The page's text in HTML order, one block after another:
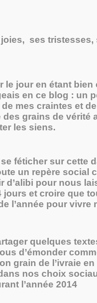
ses tristesses,
le jour en étant
en ce blog : un
mes craintes et
grains de vérité
les siens.
féticher sur cette
un repère social
d’alibi pour nous
jours et croire que
l’année pour vivre
quelques
d’émonder
grain de l’ivraie
nos choix
l’année 2014